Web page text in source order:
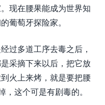
现在腰果能成为世界知
葡萄牙探险家。
过多道工序去毒之后，
采摘下来以后，把它放
火上来烤，就是要把腰
，这个可是有剧毒的。